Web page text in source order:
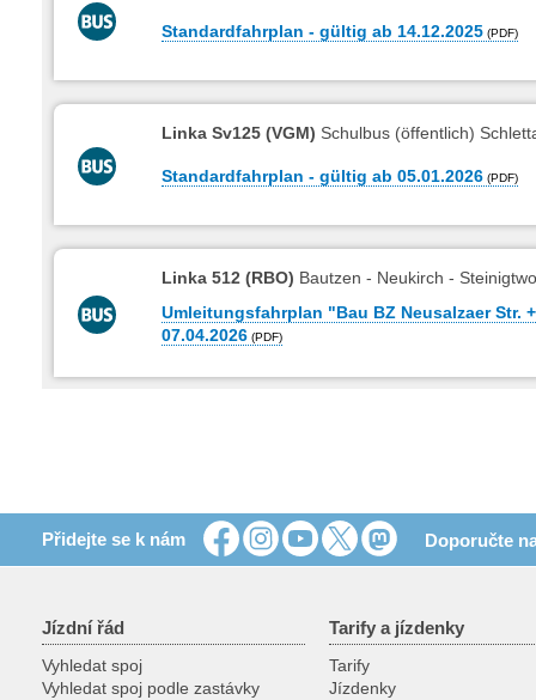
Standardfahrplan - gültig ab 14.12.2025
Linka Sv125 (VGM) Schulbus (öffentlich)
Standardfahrplan - gültig ab 05.01.2026
Linka 512 (RBO) Bautzen - Neukirch -
Umleitungsfahrplan "Bau BZ Neusalzaer Str.
07.04.2026
Přidejte se k nám Doporučte
Jízdní řád
Vyhledat spoj
Vyhledat spoj podle zastávky
Tarify a jízdenky
Tarify
Jízdenky